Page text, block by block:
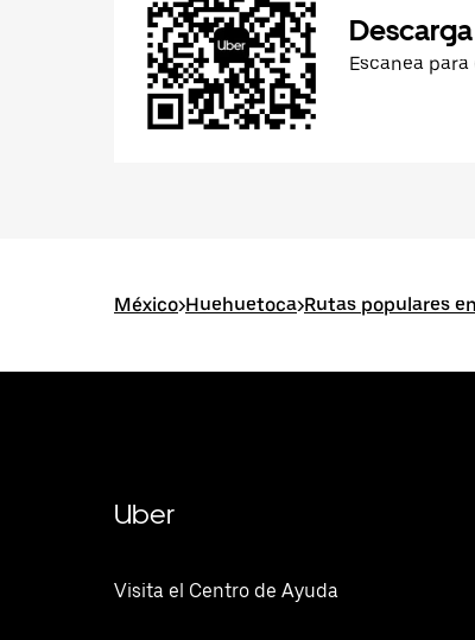
Escanea
México>Huehuetoca>Rutas populares
Uber
Visita el Centro de Ayuda